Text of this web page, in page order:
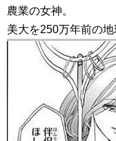
農業の女神。
美大を250万年前の地